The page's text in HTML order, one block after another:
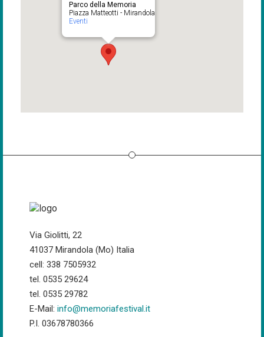
Parco della Memoria
Piazza Matteotti - Mirandola
Eventi
Via Giolitti, 22
41037 Mirandola (Mo) Italia
cell: 338 7505932
tel. 0535 29624
tel. 0535 29782
E-Mail: info@memoriafestival.it
P.I. 03678780366